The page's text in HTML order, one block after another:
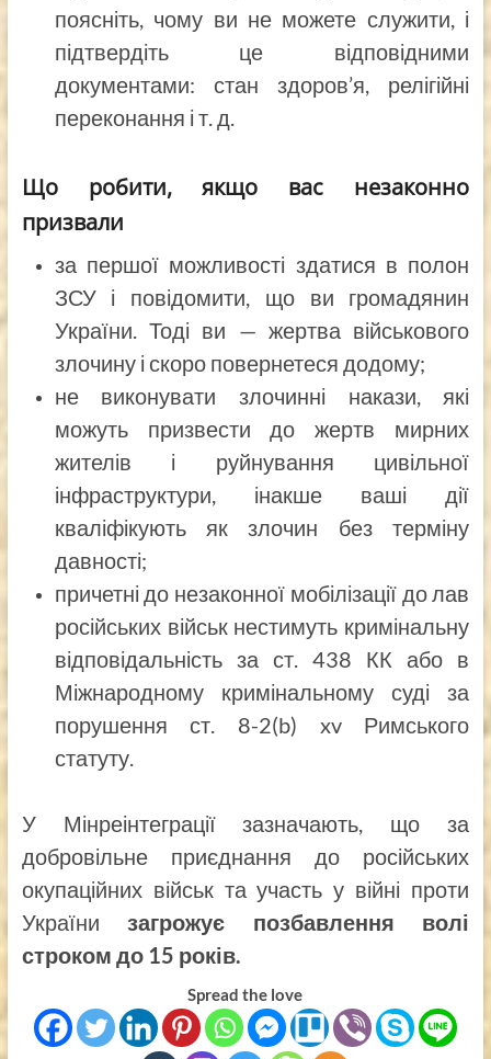
поясніть, чому ви не можете служити, і
підтвердіть це відповідними
документами: стан здоров’я, релігійні
переконання і т. д.
Що робити, якщо вас незаконно
призвали
за першої можливості здатися в полон
ЗСУ і повідомити, що ви громадянин
України. Тоді ви — жертва військового
злочину і скоро повернетеся додому;
не виконувати злочинні накази, які
можуть призвести до жертв мирних
жителів і руйнування цивільної
інфраструктури, інакше ваші дії
кваліфікують як злочин без терміну
давності;
причетні до незаконної мобілізації до лав
російських військ нестимуть кримінальну
відповідальність за ст. 438 КК або в
Міжнародному кримінальному суді за
порушення ст. 8-2(b) xv Римського
статуту.
У Мінреінтеграції зазначають, що за
добровільне приєднання до російських
окупаційних військ та участь у війні проти
Українизагрожує позбавлення волі
строком до 15 років.
Spread the love